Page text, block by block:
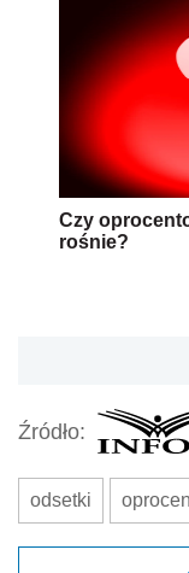
Czy
rośnie?
Źródło:
odsetki